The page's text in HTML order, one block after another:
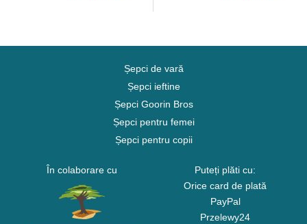
Șepci de vară
Șepci ieftine
Șepci Goorin Bros
Șepci pentru femei
Șepci pentru copii
În colaborare cu
Puteți plăti cu:
Orice card de plată
PayPal
Przelewy24